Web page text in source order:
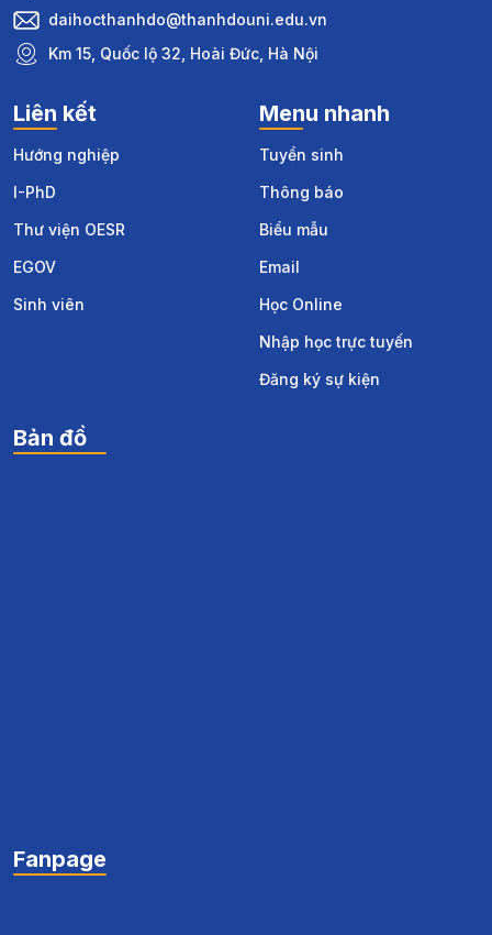
daihocthanhdo@thanhdouni.edu.vn
Km 15, Quốc lộ 32, Hoài Đức, Hà Nội
Liên kết
Hướng nghiệp
I-PhD
Thư viện OESR
EGOV
Sinh viên
Menu nhanh
Tuyển sinh
Thông báo
Biểu mẫu
Email
Học Online
Nhập học trực tuyến
Đăng ký sự kiện
Bản đồ
Fanpage